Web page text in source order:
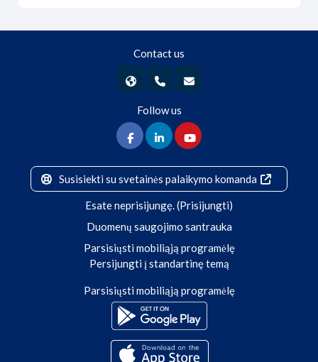
Contact us
Follow us
Susisiekti su svetainės palaikymo komanda
Esate neprisijungę. (Prisijungti)
Duomenų saugojimo santrauka
Parsisiųsti mobiliąją programėlę
Persijungti į standartinę temą
Parsisiųsti mobiliąją programėlę